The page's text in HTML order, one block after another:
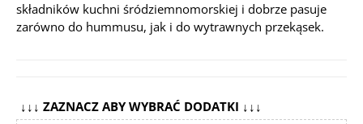
składników kuchni śródziemnomorskiej i dobrze pasuje
zarówno do hummusu, jak i do wytrawnych przekąsek.
↓↓↓ ZAZNACZ ABY WYBRAĆ DODATKI ↓↓↓